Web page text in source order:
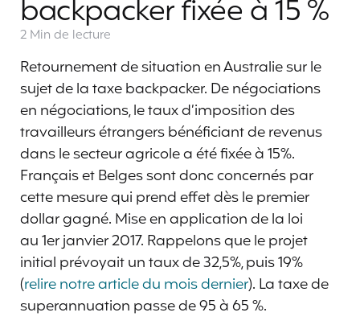
backpacker fixée à 15 %
2 Min de lecture
Retournement de situation en Australie sur le
sujet de la taxe backpacker. De négociations
en négociations, le taux d’imposition des
travailleurs étrangers bénéficiant de revenus
dans le secteur agricole a été fixée à 15%.
Français et Belges sont donc concernés par
cette mesure qui prend effet dès le premier
dollar gagné. Mise en application de la loi
au 1er janvier 2017. Rappelons que le projet
initial prévoyait un taux de 32,5%, puis 19%
(relire notre article du mois dernier). La taxe de
superannuation passe de 95 à 65 %.